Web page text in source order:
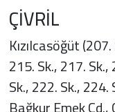
ÇİVRİL
Kızılcasöğüt
215. Sk., 217.
Sk., 222. Sk.,